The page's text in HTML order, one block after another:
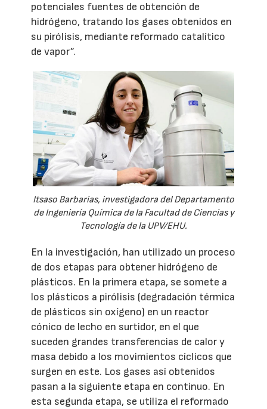
potenciales fuentes de obtención de
hidrógeno, tratando los gases obtenidos en
su pirólisis, mediante reformado catalítico
de vapor”.
Itsaso Barbarias, investigadora del Departamento
de Ingeniería Química de la Facultad de Ciencias y
Tecnología de la UPV/EHU.
En la investigación, han utilizado un proceso
de dos etapas para obtener hidrógeno de
plásticos. En la primera etapa, se somete a
los plásticos a pirólisis (degradación térmica
de plásticos sin oxígeno) en un reactor
cónico de lecho en surtidor, en el que
suceden grandes transferencias de calor y
masa debido a los movimientos cíclicos que
surgen en este. Los gases así obtenidos
pasan a la siguiente etapa en continuo. En
esta segunda etapa, se utiliza el reformado